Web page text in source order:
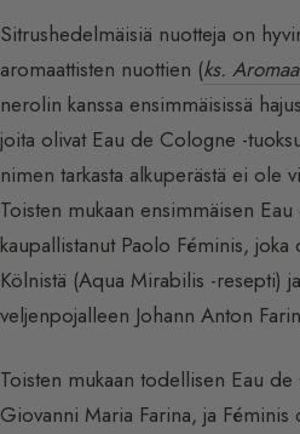
Sitrushedelmäisiä nuotteja on
aromaattisten nuottien (ks.
nerolin kanssa ensimmäisissä
joita olivat Eau de Cologne -
nimen tarkasta alkuperästä ei ole
Toisten mukaan ensimmäisen
kaupallistanut Paolo Féminis, joka
Kölnistä (Aqua Mirabilis -resepti)
veljenpojalleen Johann Anton
Toisten mukaan todellisen Eau
Giovanni Maria Farina, ja Féminis